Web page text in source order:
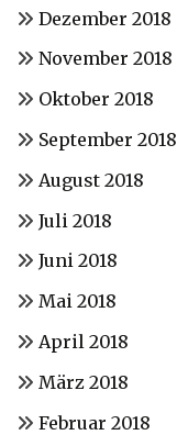
Dezember 2018
November 2018
Oktober 2018
September 2018
August 2018
Juli 2018
Juni 2018
Mai 2018
April 2018
März 2018
Februar 2018